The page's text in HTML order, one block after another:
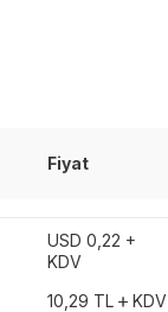
Fiyat
USD 0,22 +
KDV
10,29 TL KDV